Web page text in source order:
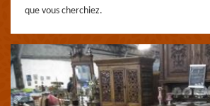
que vous cherchiez.